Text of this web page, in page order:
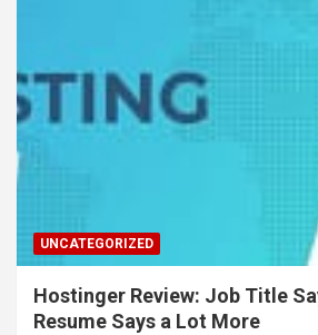
UNCATEGORIZED
Hostinger Review: Job Title
Resume Says a Lot More